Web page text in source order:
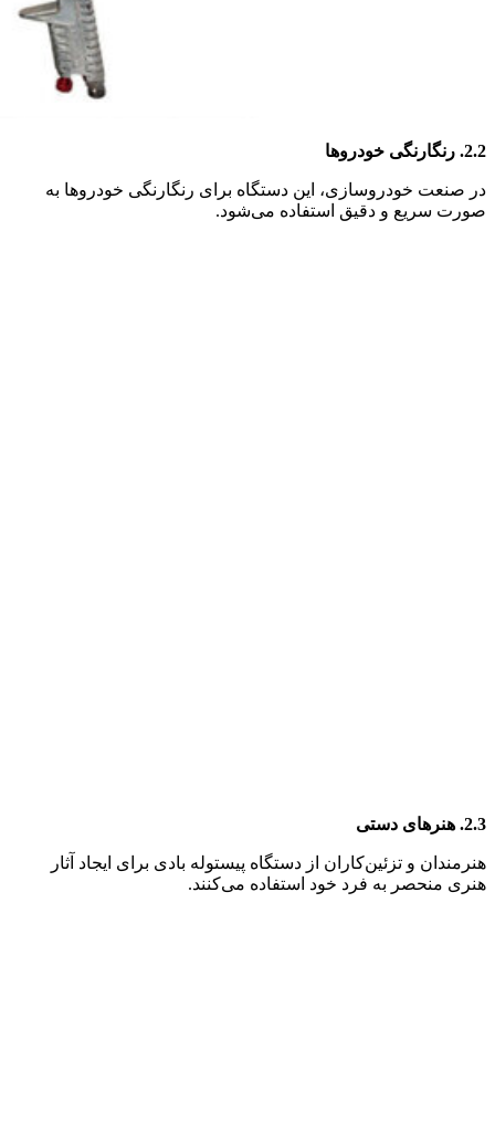
2.2. رنگارنگی خودروها
در صنعت خودروسازی، این دستگاه برای رنگارنگی خودروها به
صورت سریع و دقیق استفاده می‌شود.
2.3. هنرهای دستی
هنرمندان و تزئین‌کاران از دستگاه پیستوله بادی برای ایجاد آثار
هنری منحصر به فرد خود استفاده می‌کنند.